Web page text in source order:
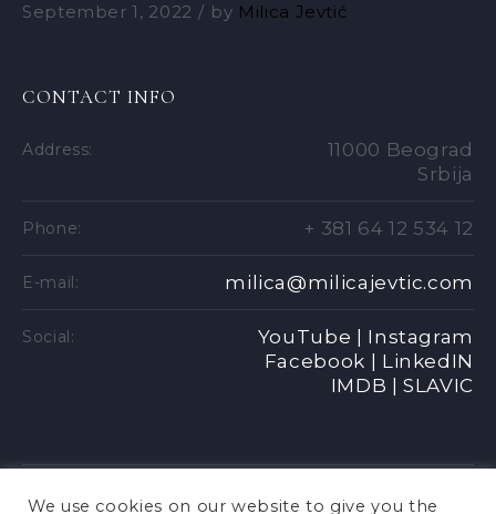
September 1, 2022 by Milica Jevtić
CONTACT INFO
Address:
11000 Beograd
Srbija
Phone: + 381 64 12 534 12
E-mail: milica@milicajevtic.com
Social: YouTube |
Instagram
Facebook |
LinkedIN
IMDB |
SLAVIC
We use cookies on our website to give you the